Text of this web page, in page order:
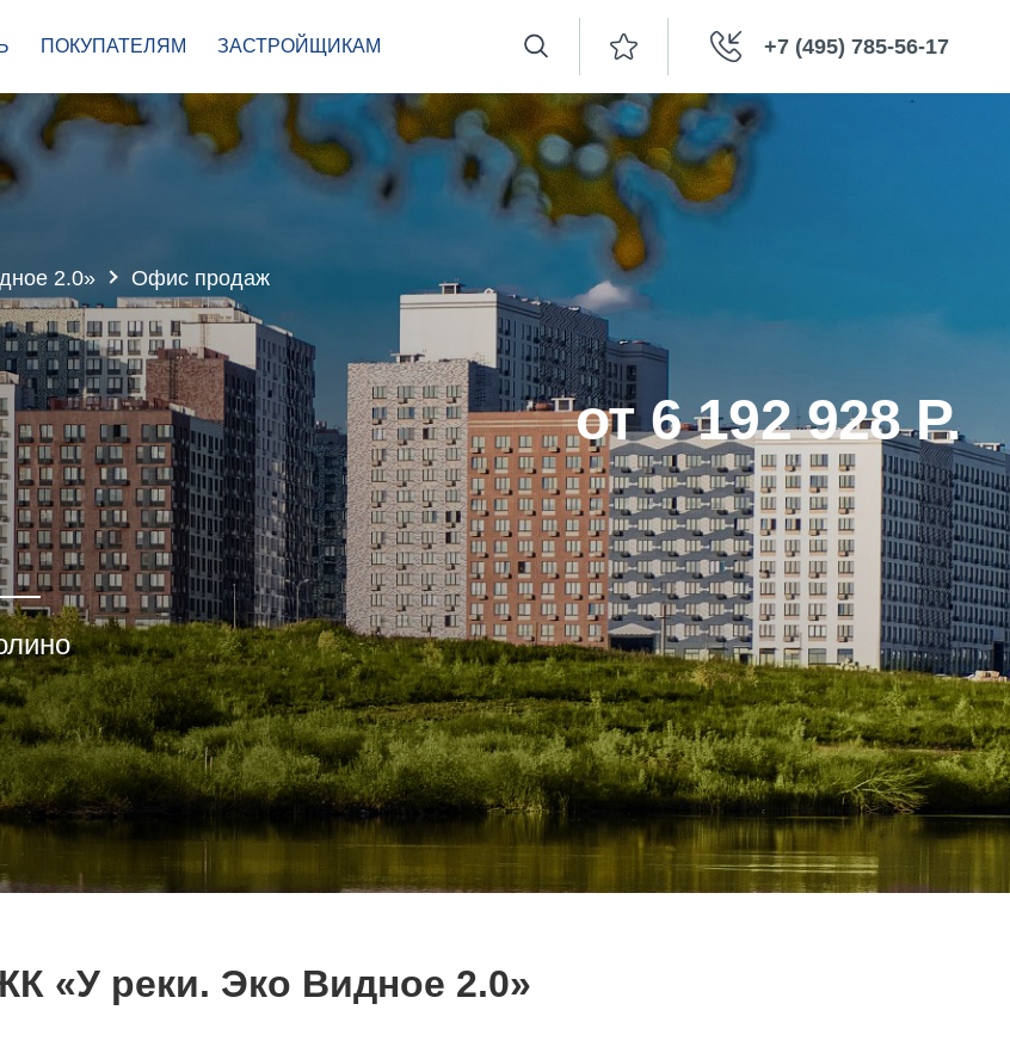
ПОКУПАТЕЛЯМ ЗАСТРОЙЩИКАМ +7 (495) 785-56-17
2.0» Офис продаж
от 6 192 928 Р.
«У реки. Эко Видное 2.0»